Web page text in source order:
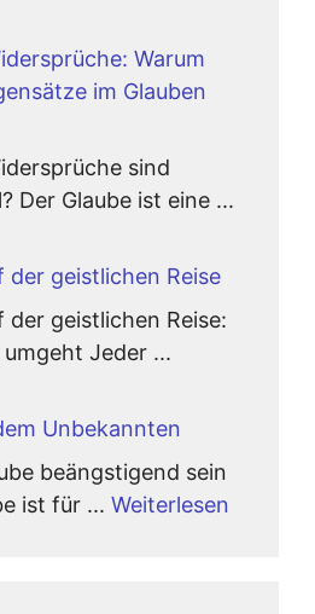
Warum
im Glauben
sind
Der Glaube ist eine ...
der geistlichen Reise
der geistlichen Reise:
Jeder ...
Unbekannten
beängstigend sein
ist für ... Weiterlesen